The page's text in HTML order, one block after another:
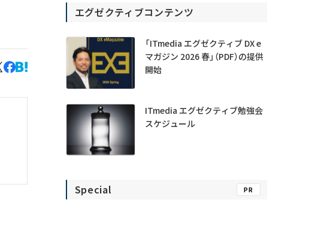
エグゼクティブコンテンツ
「ITmedia エグゼクティブ DX e
マガジン 2026 春」（PDF）の提供
開始
ITmedia エグゼクティブ勉強会
スケジュール
Special PR